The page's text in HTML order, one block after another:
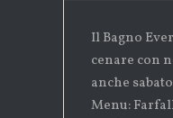
Il Bagno
cenare con
anche
Menu: